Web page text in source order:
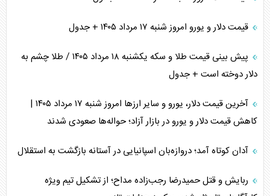
قیمت دلار و یورو امروز شنبه ۱۷ مرداد ۱۴۰۵ + جدول
پیش بینی قیمت طلا و سکه یکشنبه ۱۸ مرداد ۱۴۰۵ / طلا چشم به
دلار دوخته است + جدول
آخرین قیمت دلار، یورو و سایر ارز‌ها امروز شنبه ۱۷ مرداد ۱۴۰۵ |
کاهش قیمت دلار و یورو در بازار آزاد؛ حواله‌ها صعودی شدند
آدان کوتاه آمد؛ دروازه‌بان اسپانیایی در آستانه بازگشت به استقلال
ربایش و قتل حمیدرضا رجب‌زاده مداح؛ از تشکیل تیم ویژه